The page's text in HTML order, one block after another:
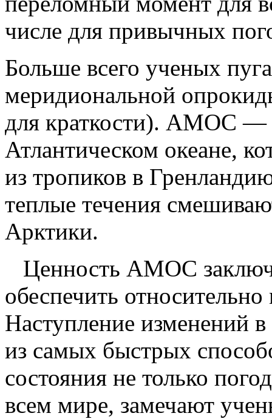
числе для привычных
Больше всего ученых
меридиональной
для краткости). AMOC—
Атлантическом океане,
из тропиков в
теплые течения
Арктики.
Ценность АМОС
обеспечить
Наступление изменений
из самых быстрых
состояния не только
всем мире, замечают